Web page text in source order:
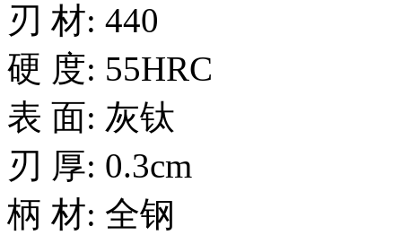
刃 材: 440
硬 度: 55HRC
表 面: 灰钛
刃 厚: 0.3cm
柄 材: 全钢